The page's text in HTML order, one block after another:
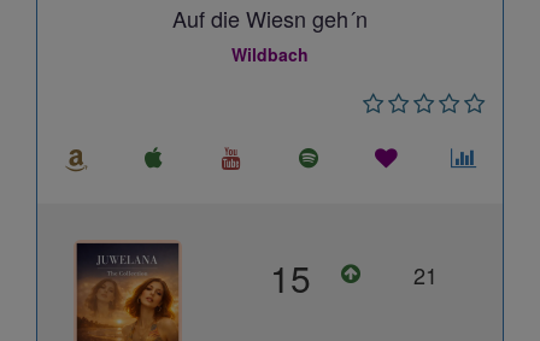
Auf die Wiesn geh´n
Wildbach
15 21